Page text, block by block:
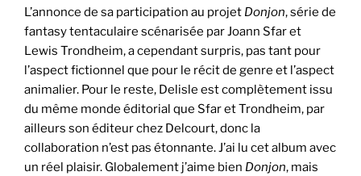
L’annonce de sa participation au projet Donjon, série de
fantasy tentaculaire scénarisée par Joann Sfar et
Lewis Trondheim, a cependant surpris, pas tant pour
l’aspect fictionnel que pour le récit de genre et l’aspect
animalier. Pour le reste, Delisle est complètement issu
du même monde éditorial que Sfar et Trondheim, par
ailleurs son éditeur chez Delcourt, donc la
collaboration n’est pas étonnante. J’ai lu cet album avec
un réel plaisir. Globalement j’aime bien Donjon, mais